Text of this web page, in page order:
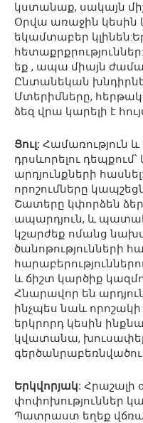
կստանաք, սակայն
Օրվա առաջին կեսին
եկամտաբեր
եք , ապա միայն
Ընտանեկան
Մտերիմները,
ձեզ վրա կարելի է
Ցուլ: Համառություն
դրսևորելու
արդյունքների
որոշումները
Շատերը կփորձեն
ապարդյուն, և
կշարժեք ոմանց
ծանոթությունների
և ճիշտ կարծիք
Հնարավոր են
ինչպես նաև որոշակի
երկրորդ կեսին
կվատանա,
Երկվորյակ: Հրաշալի
փոփոխություններ
Պատրաստ եղեք